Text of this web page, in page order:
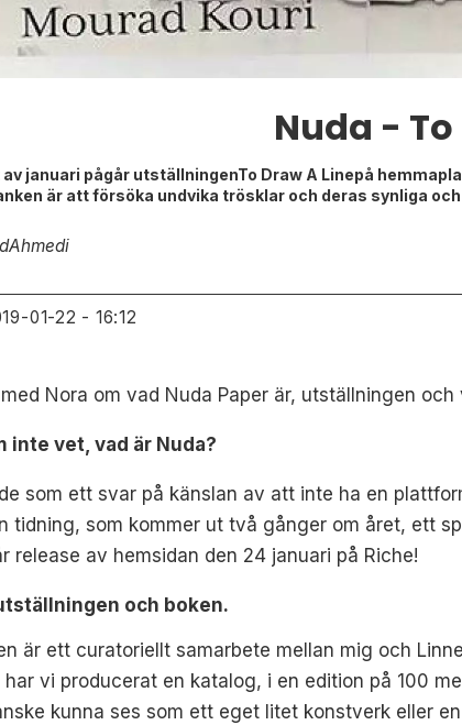
Nuda - To
januari pågår utställningenTo Draw A Linepå
är att försöka undvika trösklar och deras synliga
Ahmedi
01-22 - 16:12
Nora om vad Nuda Paper är, utställningen
inte vet, vad är Nuda?
som ett svar på känslan av att inte ha en
tidning, som kommer ut två gånger om året, ett
release av hemsidan den 24 januari på Riche!
och boken.
är ett curatoriellt samarbete mellan mig och
vi producerat en katalog, i en edition på 100
kunna ses som ett eget litet konstverk eller